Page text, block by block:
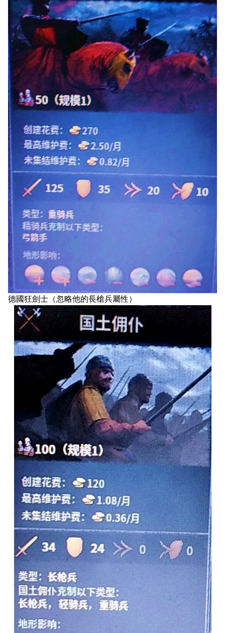
德國狂劍士（忽略他的長槍兵屬性）